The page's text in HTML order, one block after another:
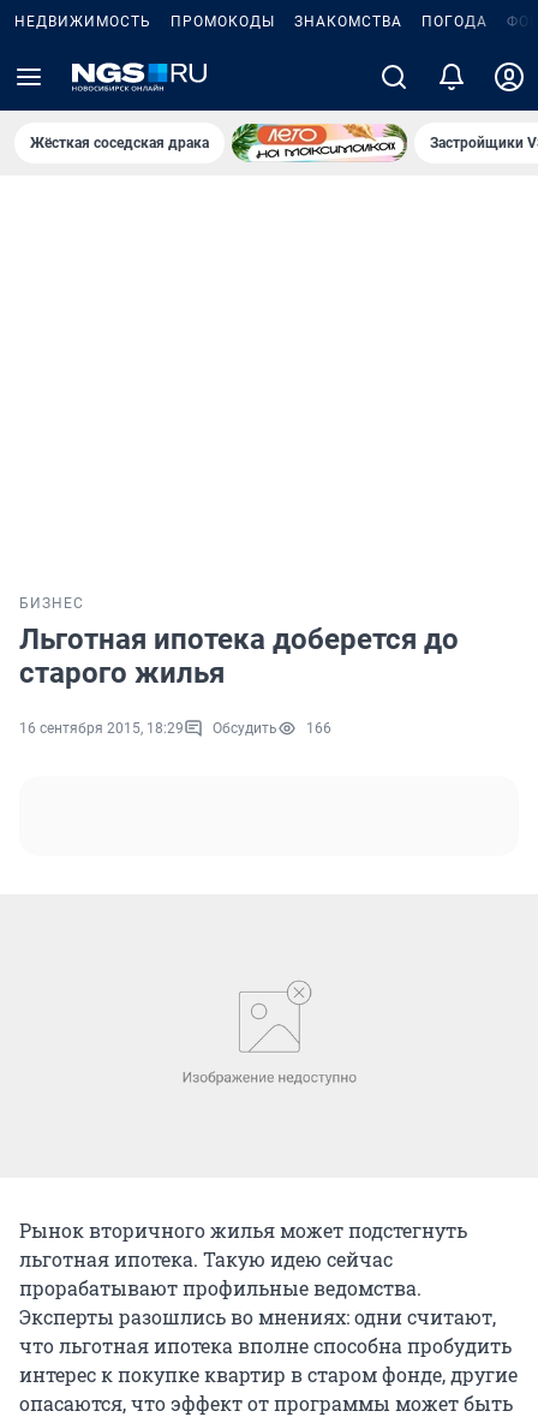
НЕДВИЖИМОСТЬ ПРОМОКОДЫ ЗНАКОМСТВА ПОГОДА
Жёсткая соседская драка Застройщики
БИЗНЕС
Льготная ипотека доберется до
старого жилья
16 сентября 2015, 18:29 Обсудить 166
Рынок вторичного жилья может подстегнуть
льготная ипотека. Такую идею сейчас
прорабатывают профильные ведомства.
Эксперты разошлись во мнениях: одни считают,
что льготная ипотека вполне способна пробудить
интерес к покупке квартир в старом фонде, другие
опасаются, что эффект от программы может быть